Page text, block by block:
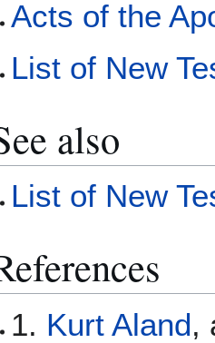
Acts of the
List of New
also
List of New
1. Kurt Aland,